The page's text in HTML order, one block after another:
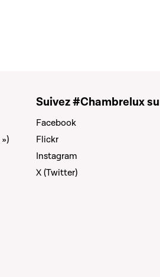
Suivez #Chambrelux
Facebook
Flickr
Instagram
X (Twitter)